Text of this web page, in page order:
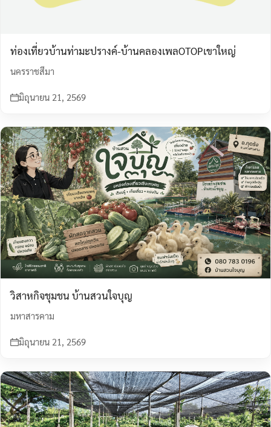
Search
for:
Search
ท่องเที่ยวบ้านท่ามะปรางค์-บ้านคลองเพลOTOPเขาใหญ่
นครราชสีมา
มิถุนายน 21, 2569
วิสาหกิจชุมชน บ้านสวนใจบุญ
มหาสารคาม
มิถุนายน 21, 2569